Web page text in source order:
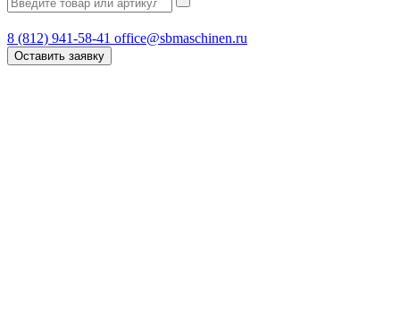
8 (812) 941-58-41 office@sbmaschinen.ru
Оставить заявку